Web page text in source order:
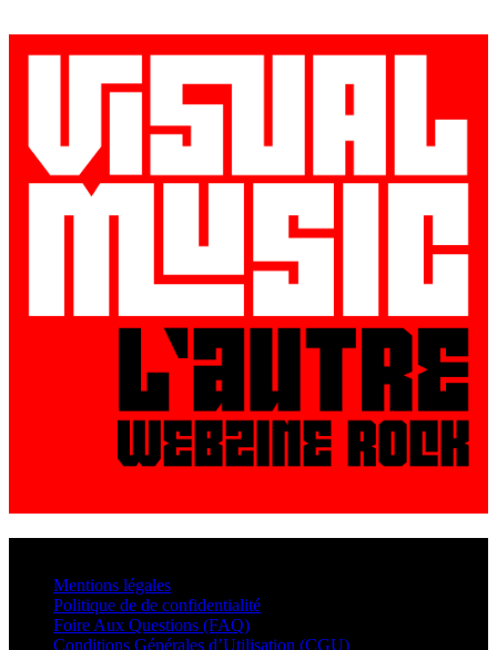
Mentions légales
Politique de de confidentialité
Foire Aux Questions (FAQ)
Conditions Générales d’Utilisation (CGU)